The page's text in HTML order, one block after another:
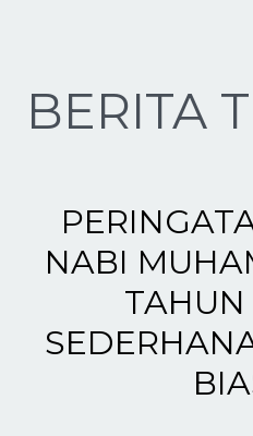
BERITA
NABI
TAHUN